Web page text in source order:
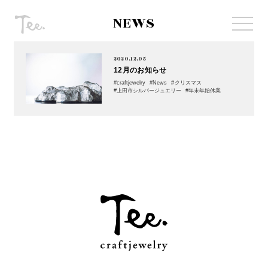
NEWS
2020.12.05
12月のお知らせ
craftjewelry News
クリスマス
上田市シルバージュエリー
年末年始休業